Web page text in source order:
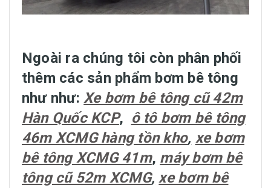
Ngoài ra chúng tôi còn phân phối
thêm các sản phẩm bơm bê tông
như như:Xe bơm bê tông cũ 42m
Hàn Quốc KCP, ô tô bơm bê tông
46m XCMG hàng tồn kho, xe bơm
bê tông XCMG 41m, máy bơm bê
tông cũ 52m XCMG, xe bơm bê